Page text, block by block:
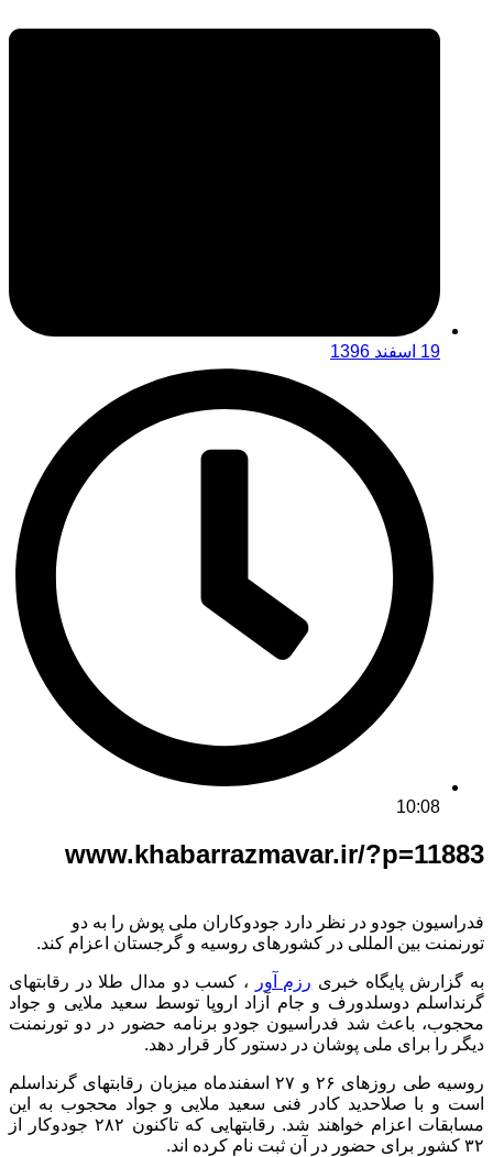
19 اسفند 1396
10:08
www.khabarrazmavar.ir/?p=11883
فدراسیون جودو در نظر دارد جودوکاران ملی پوش را به دو
تورنمنت بین المللی در کشورهای روسیه و گرجستان اعزام کند.
به گزارش پایگاه خبری رزم آور
، کسب دو مدال طلا در رقابتهای
گرنداسلم دوسلدورف و جام آزاد اروپا توسط سعید ملایی و جواد
محجوب، باعث شد فدراسیون جودو برنامه حضور در دو تورنمنت
دیگر را برای ملی پوشان در دستور کار قرار دهد.
روسیه طی روزهای ۲۶ و ۲۷ اسفندماه میزبان رقابتهای گرنداسلم
است و با صلاحدید کادر فنی سعید ملایی و جواد محجوب به این
مسابقات اعزام خواهند شد. رقابتهایی که تاکنون ۲۸۲ جودوکار از
۳۲ کشور برای حضور در آن ثبت نام کرده اند.